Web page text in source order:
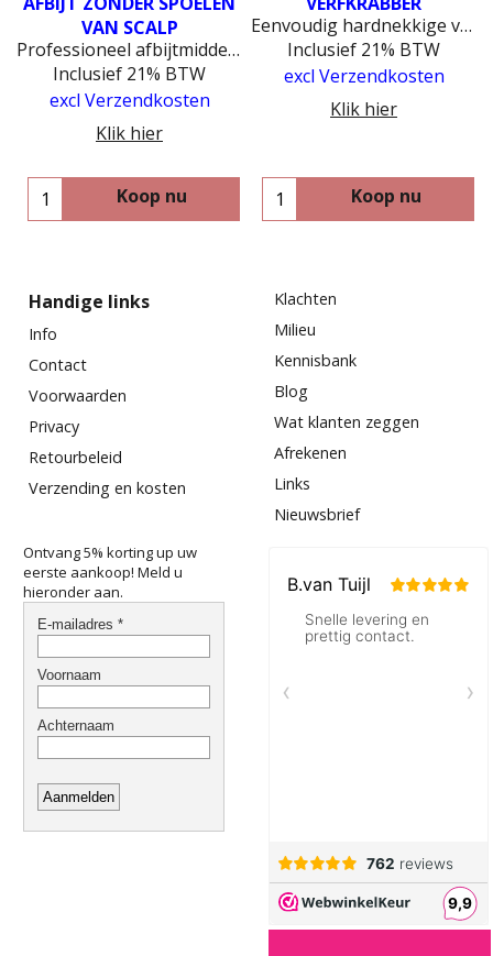
VAN SCALP
Professioneel afbijtmiddel van scalp
Inclusief 21% BTW
excl Verzendkosten
Klik hier
Koop nu
Eenvoudig hardnekkige verflagen verwijderen met een luxe verfkrabber of driehoekskrabber
Inclusief 21% BTW
excl Verzendkosten
Klik hier
Koop nu
Handige links
Info
Contact
Voorwaarden
Privacy
Retourbeleid
Verzending en kosten
Klachten
Milieu
Kennisbank
Blog
Wat klanten zeggen
Afrekenen
Links
Nieuwsbrief
Ontvang 5% korting up uw
eerste aankoop! Meld u
hieronder aan.